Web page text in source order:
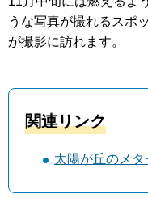
うな写真が撮れるスポ
が撮影に訪れます。
関連リンク
太陽が丘のメタ